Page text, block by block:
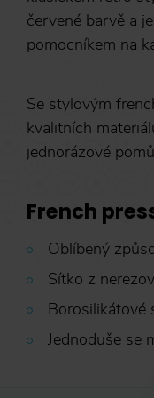
červené barvě a
pomocníkem na
Se stylovým
kvalitních
jednorázové
French
Oblíbený
Sítko z
Borosilikátové
Jednoduše se